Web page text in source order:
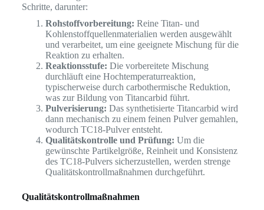
Schritte, darunter:
Rohstoffvorbereitung: Reine Titan- und
Kohlenstoffquellenmaterialien werden ausgewählt
und verarbeitet, um eine geeignete Mischung für die
Reaktion zu erhalten.
Reaktionsstufe: Die vorbereitete Mischung
durchläuft eine Hochtemperaturreaktion,
typischerweise durch carbothermische Reduktion,
was zur Bildung von Titancarbid führt.
Pulverisierung: Das synthetisierte Titancarbid wird
dann mechanisch zu einem feinen Pulver gemahlen,
wodurch TC18-Pulver entsteht.
Qualitätskontrolle und Prüfung: Um die
gewünschte Partikelgröße, Reinheit und Konsistenz
des TC18-Pulvers sicherzustellen, werden strenge
Qualitätskontrollmaßnahmen durchgeführt.
Qualitätskontrollmaßnahmen